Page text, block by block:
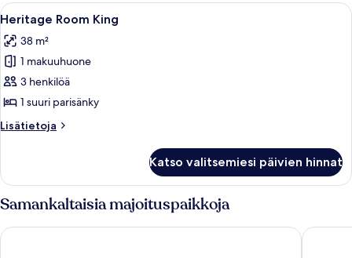
Avaa
kaikki
huonetyypin
Heritage
Room
King
kuvat
Ylelliset vuodevaatteet, minibaari,
8
Heritage Room King
38 m²
1 makuuhuone
3 henkilöä
1 suuri parisänky
Lisätietoja
Lisätietoja
King
Katso valitsemiesi päivien hinnat
Samankaltaisia majoituspaikkoja
Pan Pacific Singapore